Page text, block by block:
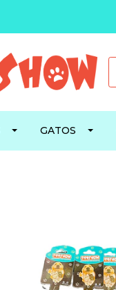
GATOS